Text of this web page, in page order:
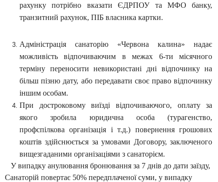
рахунку потрібно вказати ЄДРПОУ та МФО банку,
транзитний рахунок, ПІБ власника картки.
Адміністрація санаторію «Червона калина» надає
можливість відпочиваючим в межах 6-ти місячного
терміну переносити невикористані дні відпочинку на
більш пізню дату, або передавати своє право відпочинку
іншим особам.
При достроковому виїзді відпочиваючого, оплату за
якого зробила юридична особа (турагенство,
профспілкова організація і т.д.) повернення грошових
коштів здійснюється за умовами Договору, заключеного
вищезгаданими організаціями з санаторієм.
У випадку анулювання бронювання за 7 днів до дати заїзду,
Санаторій повертає 50% передплаченої суми, у випадку